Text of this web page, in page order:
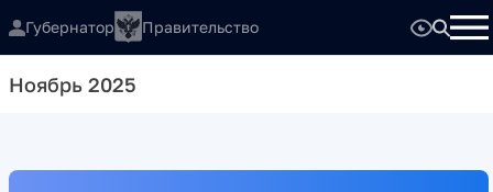
Губернатор Правительство
Ноябрь 2025